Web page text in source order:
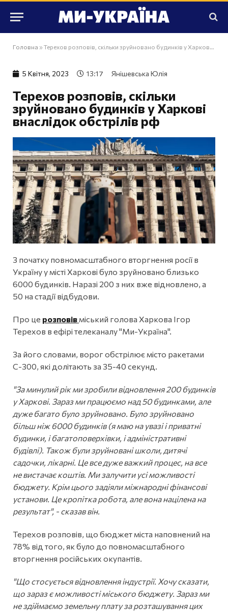
Головна » Терехов розповів, скільки зруйновано будинків у Харкові внаслідок обстрілів рф
5 Квiтня, 2023 13:17 Янішевська Юлія
Терехов розповів, скільки
зруйновано будинків у Харкові
внаслідок обстрілів рф
З початку повномасштабного вторгнення росії в
Україну у місті Харкові було зруйновано близько
6000 будинків. Наразі 200 з них вже відновлено, а
50 на стадії відбудови.
Про це розповів міський голова Харкова Ігор
Терехов в ефірі телеканалу "Ми-Україна".
За його словами, ворог обстрілює місто ракетами
С-300, які долітають за 35-40 секунд.
"За минулий рік ми зробили відновлення 200 будинків
у Харкові. Зараз ми працюємо над 50 будинками, але
дуже багато було зруйновано. Було зруйновано
більш ніж 6000 будинків (я маю на увазі і приватні
будинки, і багатоповерхівки, і адміністративні
будівлі). Також були зруйновані школи, дитячі
садочки, лікарні. Це все дуже важкий процес, на все
не вистачає коштів. Ми залучити усі можливості
бюджету. Крім цього задіяли міжнародні фінансові
установи. Це кропітка робота, але вона націлена на
результат", - сказав він.
Терехов розповів, що бюджет міста наповнений на
78% від того, як було до повномасштабного
вторгнення російських окупантів.
"Що стосується відновлення індустрії. Хочу сказати,
що зараз є можливості міського бюджету. Зараз ми
не здіймаємо земельну плату за розташування цих